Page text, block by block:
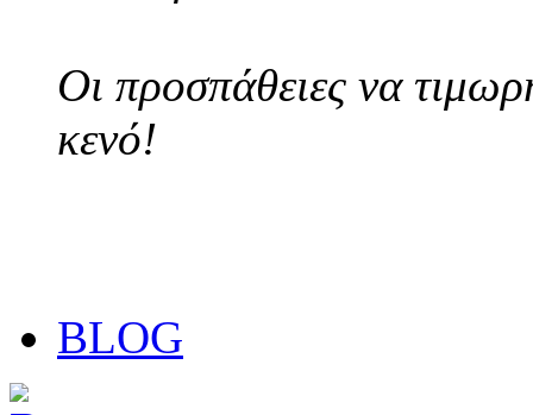
Οι προσπάθειες να
κενό!
BLOG